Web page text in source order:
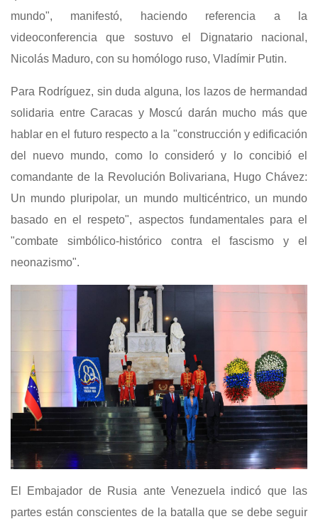
mundo", manifestó, haciendo referencia a la
videoconferencia que sostuvo el Dignatario nacional,
Nicolás Maduro, con su homólogo ruso, Vladímir Putin.
Para Rodríguez, sin duda alguna, los lazos de hermandad
solidaria entre Caracas y Moscú darán mucho más que
hablar en el futuro respecto a la "construcción y edificación
del nuevo mundo, como lo consideró y lo concibió el
comandante de la Revolución Bolivariana, Hugo Chávez:
Un mundo pluripolar, un mundo multicéntrico, un mundo
basado en el respeto", aspectos fundamentales para el
"combate simbólico-histórico contra el fascismo y el
neonazismo".
El Embajador de Rusia ante Venezuela indicó que las
partes están conscientes de la batalla que se debe seguir